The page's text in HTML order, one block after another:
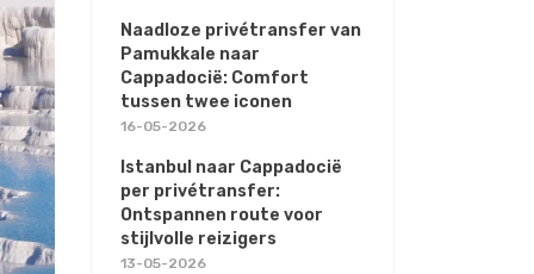
Naadloze privétransfer van
Pamukkale naar
Cappadocië: Comfort
tussen twee iconen
16-05-2026
Istanbul naar Cappadocië
per privétransfer:
Ontspannen route voor
stijlvolle reizigers
13-05-2026